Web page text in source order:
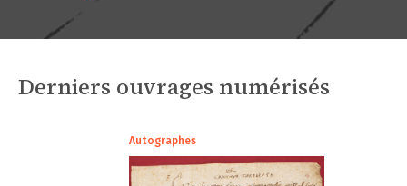
Derniers ouvrages numérisés
Autographes